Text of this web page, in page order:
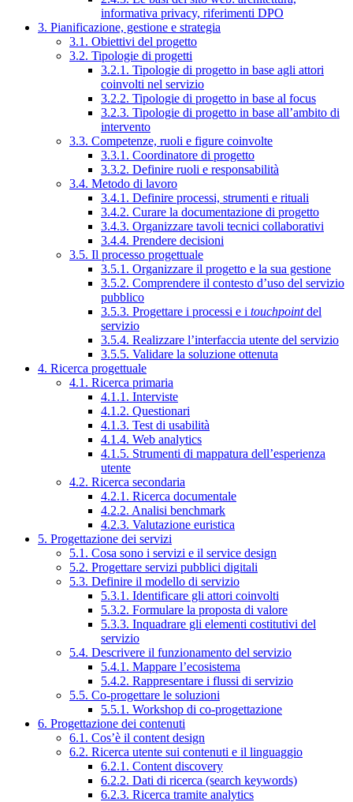
informativa privacy, riferimenti DPO
3. Pianificazione, gestione e strategia
3.1. Obiettivi del progetto
3.2. Tipologie di progetti
3.2.1. Tipologie di progetto in base agli attori
coinvolti nel servizio
3.2.2. Tipologie di progetto in base al focus
3.2.3. Tipologie di progetto in base all’ambito di
intervento
3.3. Competenze, ruoli e figure coinvolte
3.3.1. Coordinatore di progetto
3.3.2. Definire ruoli e responsabilità
3.4. Metodo di lavoro
3.4.1. Definire processi, strumenti e rituali
3.4.2. Curare la documentazione di progetto
3.4.3. Organizzare tavoli tecnici collaborativi
3.4.4. Prendere decisioni
3.5. Il processo progettuale
3.5.1. Organizzare il progetto e la sua gestione
3.5.2. Comprendere il contesto d’uso del servizio
pubblico
3.5.3. Progettare i processi e i touchpointdel
servizio
3.5.4. Realizzare l’interfaccia utente del servizio
3.5.5. Validare la soluzione ottenuta
4. Ricerca progettuale
4.1. Ricerca primaria
4.1.1. Interviste
4.1.2. Questionari
4.1.3. Test di usabilità
4.1.4. Web analytics
4.1.5. Strumenti di mappatura dell’esperienza
utente
4.2. Ricerca secondaria
4.2.1. Ricerca documentale
4.2.2. Analisi benchmark
4.2.3. Valutazione euristica
5. Progettazione dei servizi
5.1. Cosa sono i servizi e il service design
5.2. Progettare servizi pubblici digitali
5.3. Definire il modello di servizio
5.3.1. Identificare gli attori coinvolti
5.3.2. Formulare la proposta di valore
5.3.3. Inquadrare gli elementi costitutivi del
servizio
5.4. Descrivere il funzionamento del servizio
5.4.1. Mappare l’ecosistema
5.4.2. Rappresentare i flussi di servizio
5.5. Co-progettare le soluzioni
5.5.1. Workshop di co-progettazione
6. Progettazione dei contenuti
6.1. Cos’è il content design
6.2. Ricerca utente sui contenuti e il linguaggio
6.2.1. Content discovery
6.2.2. Dati di ricerca (search keywords)
6.2.3. Ricerca tramite analytics